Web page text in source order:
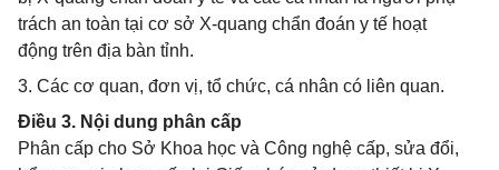
trách an toàn tại cơ sở X-quang chẩn đoán y tế hoạt
động trên địa bàn tỉnh.
3. Các cơ quan, đơn vị, tổ chức, cá nhân có liên quan.
Điều 3. Nội dung phân cấp
Phân cấp cho Sở Khoa học và Công nghệ cấp, sửa đổi,